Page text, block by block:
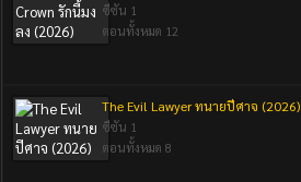
ซีซัน 1
ตอนทั้งหมด 12
The Evil Lawyer ทนายปีศาจ (2026)
ซีซัน 1
ตอนทั้งหมด 8